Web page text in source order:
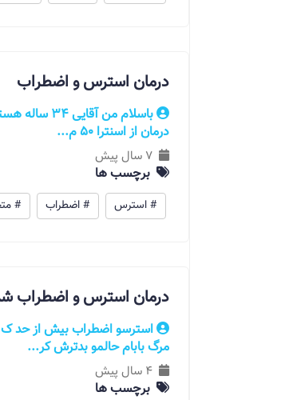
درمان استرس و اضطراب
درمان از اسنترا 50 م...
7 سال پیش
برچسب ها
# استرس # اضطراب #
درمان استرس و اضطراب
استرسو اضطراب بیش از حد
مرگ بابام حالمو بدترش کر...
4 سال پیش
برچسب ها